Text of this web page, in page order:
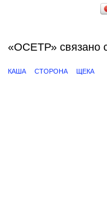
«ОСЕТР» связано
КАША СТОРОНА ЩЕКА